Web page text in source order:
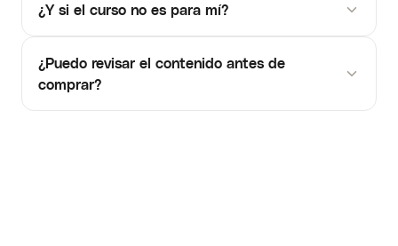
¿Y si el curso no es para mí?
¿Puedo revisar el contenido antes de
comprar?